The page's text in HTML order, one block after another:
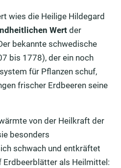
wies die Heilige Hildegard
Wertder
bekannte schwedische
bis 1778), der ein noch
für Pflanzen schuf,
frischer Erdbeeren seine
von der Heilkraft der
besonders
schwach und entkräftet
Erdbeerblätter als Heilmittel: